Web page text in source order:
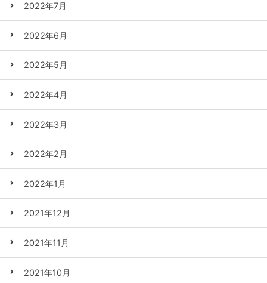
2022年7月
2022年6月
2022年5月
2022年4月
2022年3月
2022年2月
2022年1月
2021年12月
2021年11月
2021年10月